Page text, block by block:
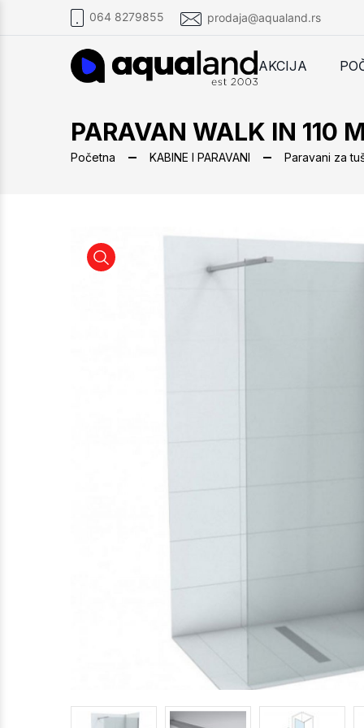
064 8279855 prodaja@aqualand.rs
AKCIJA
PARAVAN WALK IN 110
Početna KABINE I PARAVANI Paravani za
PARAVAN WALK IN 110 MONTE